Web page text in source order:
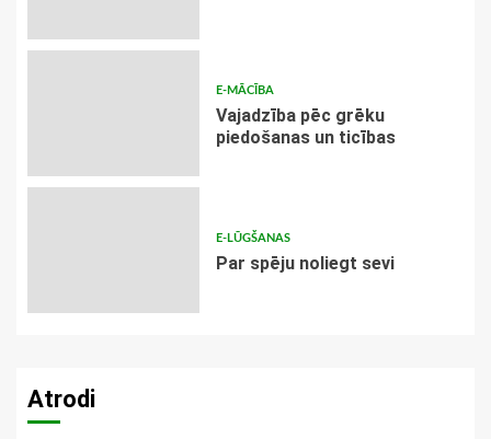
E-MĀCĪBA
Vajadzība pēc grēku
piedošanas un ticības
E-LŪGŠANAS
Par spēju noliegt sevi
Atrodi